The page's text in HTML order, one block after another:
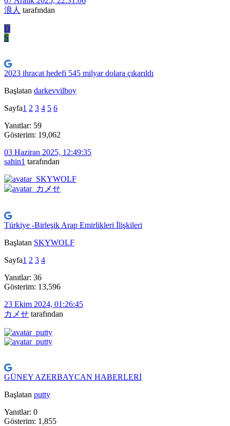
浪人 tarafından
D
S
2023 ihracat hedefi 545 milyar dolara çıkarıldı
Başlatan darkevvilboy
Sayfa1 2 3 4 5 6
Yanıtlar: 59
Gösterim: 19,062
03 Haziran 2025, 12:49:35
sahin1 tarafından
Türkiye -Birleşik Arap Emirlikleri İlişkileri
Başlatan SKYWOLF
Sayfa1 2 3 4
Yanıtlar: 36
Gösterim: 13,596
23 Ekim 2024, 01:26:45
カメせ tarafından
GÜNEY AZERBAYCAN HABERLERİ
Başlatan putty
Yanıtlar: 0
Gösterim: 1,855